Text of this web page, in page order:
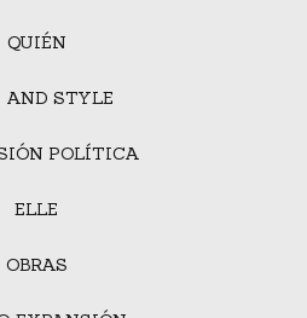
QUIÉN
AND STYLE
POLÍTICA
ELLE
OBRAS